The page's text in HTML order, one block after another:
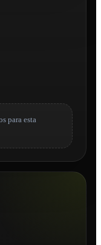
para esta